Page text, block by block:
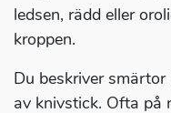
ledsen, rädd eller
kroppen.
Du beskriver
av knivstick. Ofta på